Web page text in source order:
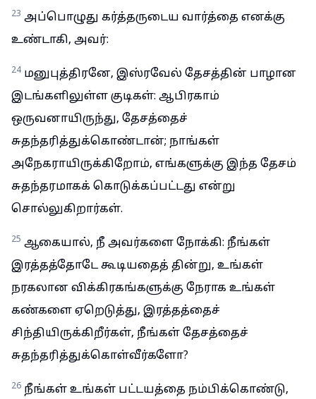
23 அப்பொழுது கர்த்தருடைய வார்த்தை எனக்கு
உண்டாகி, அவர்:
24 மனுபுத்திரனே, இஸ்ரவேல் தேசத்தின் பாழான
இடங்களிலுள்ள குடிகள்: ஆபிரகாம்
ஒருவனாயிருந்து, தேசத்தைச்
சுதந்தரித்துக்கொண்டான்; நாங்கள்
அநேகராயிருக்கிறோம், எங்களுக்கு இந்த தேசம்
சுதந்தரமாகக் கொடுக்கப்பட்டது என்று
சொல்லுகிறார்கள்.
25 ஆகையால், நீ அவர்களை நோக்கி: நீங்கள்
இரத்தத்தோடே கூடியதைத் தின்று, உங்கள்
நரகலான விக்கிரகங்களுக்கு நேராக உங்கள்
கண்களை ஏறெடுத்து, இரத்தத்தைச்
சிந்தியிருக்கிறீர்கள், நீங்கள் தேசத்தைச்
சுதந்தரித்துக்கொள்வீர்களோ?
26 நீங்கள் உங்கள் பட்டயத்தை நம்பிக்கொண்டு,